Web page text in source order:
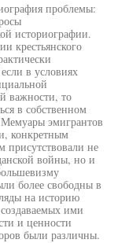
проблемы:
историографии.
крестьянского
в условиях
важности, то
в собственном
эмигрантов
конкретным
присутствовали не
войны, но и
более свободны в
на историю
ими
и ценности
были различны.